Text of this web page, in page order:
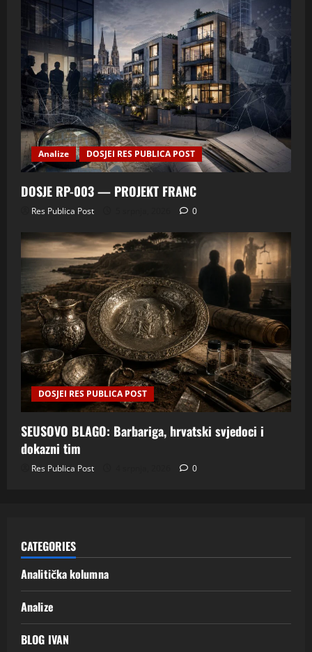
Analize DOSJEI RES PUBLICA POST
DOSJE RP-003 — PROJEKT FRANC
Res Publica Post 0
DOSJEI RES PUBLICA POST
SEUSOVO BLAGO: Barbariga, hrvatski svjedoci i
dokazni tim
Res Publica Post 0
CATEGORIES
Analitička kolumna
Analize
BLOG IVAN